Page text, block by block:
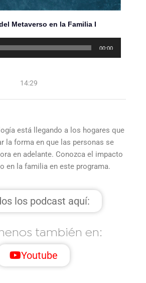
Metaverso en la Familia I
00:00
14:29
está llegando a los hogares que
la forma en que las personas se
en adelante. Conozca el impacto
en la familia en este programa.
los podcast aquí:
también en:
Youtube